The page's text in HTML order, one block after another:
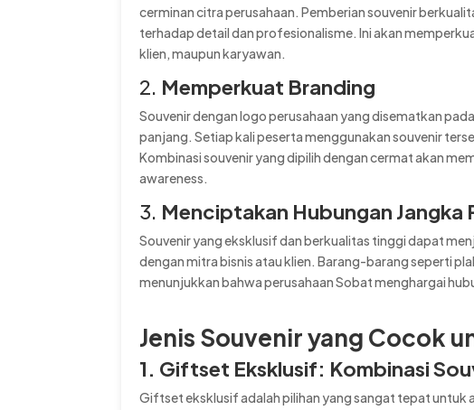
cerminan citra perusahaan. Pemberian souvenir
terhadap detail dan profesionalisme. Ini akan
klien, maupun karyawan.
2. Memperkuat Branding
Souvenir dengan logo perusahaan yang disematkan
panjang. Setiap kali peserta menggunakan souvenir
Kombinasi souvenir yang dipilih dengan cermat akan
awareness.
3. Menciptakan Hubungan Jangka
Souvenir yang eksklusif dan berkualitas tinggi dapat
dengan mitra bisnis atau klien. Barang-barang seperti
menunjukkan bahwa perusahaan Sobat menghargai
Jenis Souvenir yang Cocok
1. Giftset Eksklusif: Kombinasi
Giftset eksklusif adalah pilihan yang sangat tepat untuk